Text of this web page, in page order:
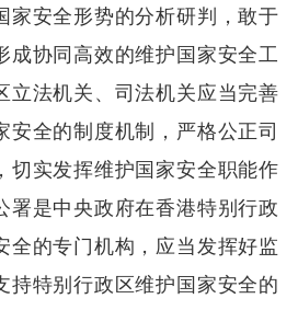
家安全形势的分析研判，敢于
成协同高效的维护国家安全工
立法机关、司法机关应当完善
安全的制度机制，严格公正司
切实发挥维护国家安全职能作
署是中央政府在香港特别行政
全的专门机构，应当发挥好监
持特别行政区维护国家安全的